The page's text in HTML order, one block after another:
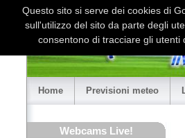
Home Previsioni meteo
Webcams Live!
Questo sito si serve dei cookies di
sull'utilizzo del sito da parte degli
consentono di tracciare gli